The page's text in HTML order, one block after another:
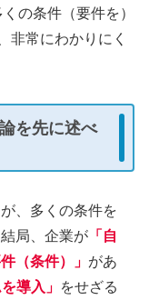
の条件（要件を）
非常にわかりにく
を先に述べ
、多くの条件を
局、企業が 「自
（条件）」 があ
導入」 をせざる